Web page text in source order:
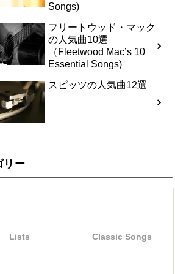
Songs)
フリートウッド・マック
の人気曲10選
（Fleetwood Mac’s 10
Essential Songs)
スピッツの人気曲12選
リー
Lists Classic Songs